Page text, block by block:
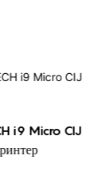
i9 Micro CIJ